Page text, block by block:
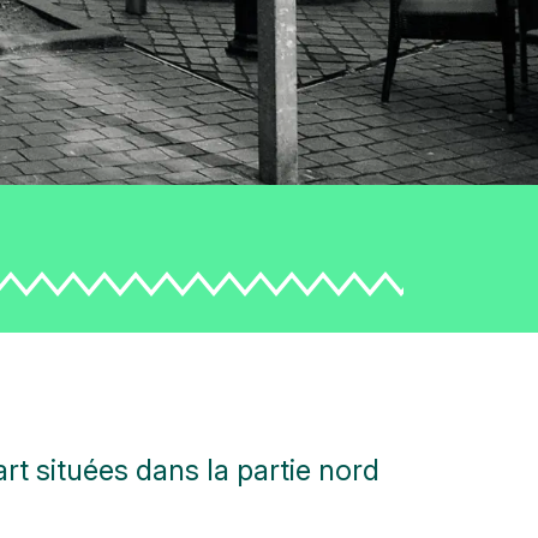
situées dans la partie nord